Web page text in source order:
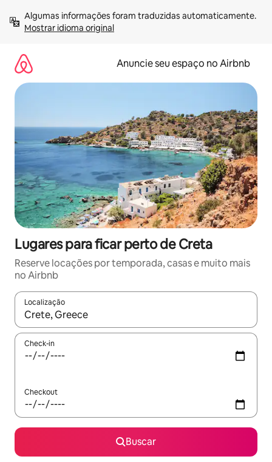
para
Mostrar idioma original
Anuncie seu espaço no Airbnb
Lugares para ficar perto de Creta
Reserve locações por temporada, casas e muito mais
no Airbnb
Localização
Quando os resultados estiverem disponíveis, explore-os
Check-in
Checkout
Buscar